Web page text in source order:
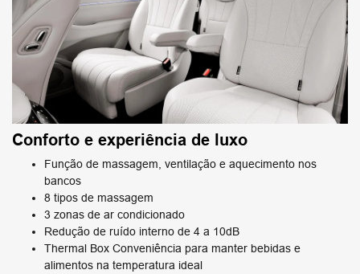
Conforto e experiência de luxo
Função de massagem, ventilação e aquecimento nos
bancos
8 tipos de massagem
3 zonas de ar condicionado
Redução de ruído interno de 4 a 10dB
Thermal Box Conveniência para manter bebidas e
alimentos na temperatura ideal